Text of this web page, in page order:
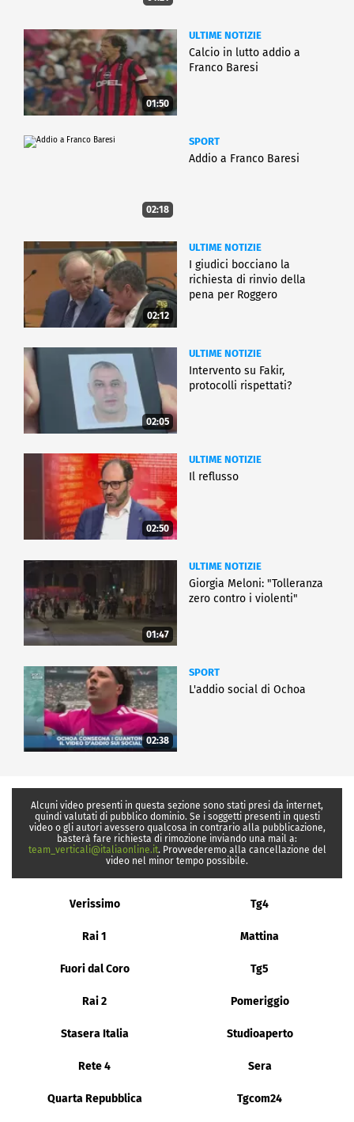
01:50
ULTIME NOTIZIE
Calcio in lutto addio a
Franco Baresi
02:18
SPORT
Addio a Franco Baresi
02:12
ULTIME NOTIZIE
I giudici bocciano la
richiesta di rinvio della
pena per Roggero
02:05
ULTIME NOTIZIE
Intervento su Fakir,
protocolli rispettati?
02:50
ULTIME NOTIZIE
Il reflusso
01:47
ULTIME NOTIZIE
Giorgia Meloni: "Tolleranza
zero contro i violenti"
02:38
SPORT
L'addio social di Ochoa
Alcuni video presenti in questa sezione sono stati presi da internet,
quindi valutati di pubblico dominio. Se i soggetti presenti in questi
video o gli autori avessero qualcosa in contrario alla pubblicazione,
basterà fare richiesta di rimozione inviando una mail a:
team_verticali@italiaonline.it. Provvederemo alla cancellazione del
video nel minor tempo possibile.
Verissimo Tg4
Rai 1 Mattina
Fuori dal Coro Tg5
Rai 2 Pomeriggio
Stasera Italia Studioaperto
Rete 4 Sera
Quarta Repubblica Tgcom24